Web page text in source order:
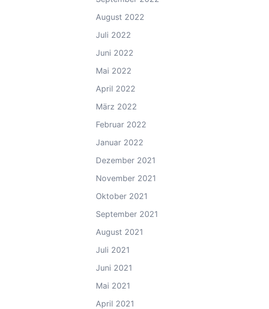
August 2022
Juli 2022
Juni 2022
Mai 2022
April 2022
März 2022
Februar 2022
Januar 2022
Dezember 2021
November 2021
Oktober 2021
September 2021
August 2021
Juli 2021
Juni 2021
Mai 2021
April 2021